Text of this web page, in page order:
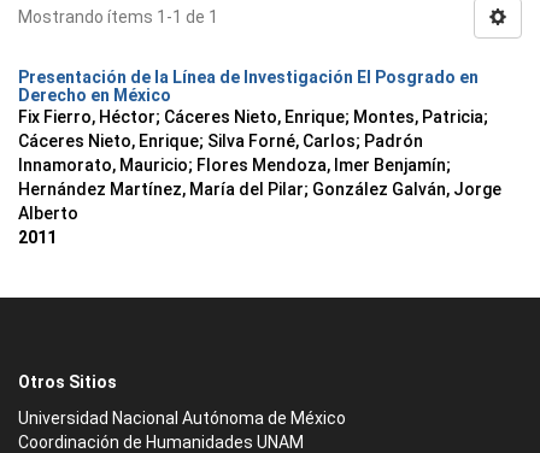
Mostrando ítems 1-1 de 1
Presentación de la Línea de Investigación El Posgrado en
Derecho en México
Fix Fierro, Héctor; Cáceres Nieto, Enrique; Montes, Patricia;
Cáceres Nieto, Enrique; Silva Forné, Carlos; Padrón
Innamorato, Mauricio; Flores Mendoza, Imer Benjamín;
Hernández Martínez, María del Pilar; González Galván, Jorge
Alberto
2011
Otros Sitios
Universidad Nacional Autónoma de México
Coordinación de Humanidades UNAM